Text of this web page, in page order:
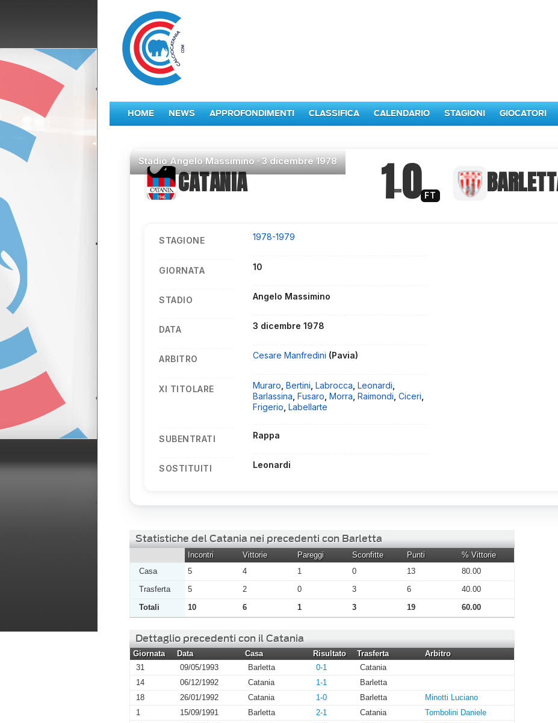
HOME NEWS APPROFONDIMENTI CLASSIFICA CALENDARIO STAGIONI GIOCATORI
StadioAngelo Massimino ·3 dicembre 1978
CATANIA 1–0 FT
STAGIONE 1978-1979
GIORNATA 10
STADIO Angelo Massimino
DATA 3 dicembre 1978
ARBITRO Cesare Manfredini (Pavia)
XI TITOLARE Muraro ,Bertini ,Labrocca ,Leonardi
Barlassina ,Fusaro ,Morra ,Raimondi ,Ciceri
Frigerio ,Labellarte
SUBENTRATI Rappa
SOSTITUITI Leonardi
Statistiche del Catania nei precedenti con Barletta
Incontri Vittorie Pareggi Sconfitte Punti
% Vittorie
Casa
5 4 1 0 13
80.00
Trasferta
5 2 0 3 6
40.00
Totali
10 6 1 3 19 60.00
Dettaglio precedenti con il Catania
Giornata Data Casa Risultato Trasferta
Arbitro
31
09/05/1993 Barletta 0-1
Catania
14
06/12/1992 Catania 1-1
Barletta
18
26/01/1992 Catania 1-0 Barletta
Minotti Luciano
1
15/09/1991 Barletta 2-1 Catania
Tombolini Daniele